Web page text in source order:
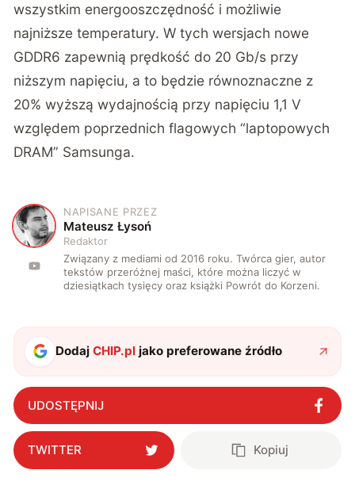
wszystkim energooszczędność i możliwie
najniższe temperatury. W tych wersjach nowe
GDDR6 zapewnią prędkość do 20 Gb/s przy
niższym napięciu, a to będzie równoznaczne z
20% wyższą wydajnością przy napięciu 1,1 V
względem poprzednich flagowych “laptopowych
DRAM” Samsunga.
M
NAPISANE PRZEZ
Mateusz Łysoń
Redaktor
Związany z mediami od 2016 roku. Twórca gier, autor
tekstów przeróżnej maści, które można liczyć w
dziesiątkach tysięcy oraz książki Powrót do Korzeni.
DodajCHIP.pl jako preferowane źródło
UDOSTĘPNIJ
TWITTER Kopiuj